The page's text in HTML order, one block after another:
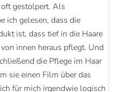
gestolpert. Als
ich gelesen, dass die
ist, dass tief in die Haare
innen heraus pflegt. Und
die Pflege im Haar
sie einen Film über das
für mich irgendwie logisch